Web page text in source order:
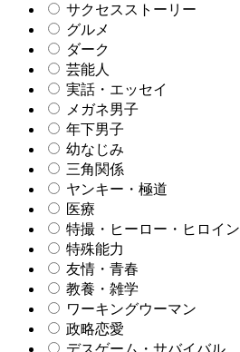
サクセスストーリー
グルメ
ダーク
芸能人
実話・エッセイ
メガネ男子
年下男子
幼なじみ
三角関係
ヤンキー・極道
医療
特撮・ヒーロー・ヒロイン
特殊能力
友情・青春
教養・雑学
ワーキングウーマン
政略恋愛
デスゲーム・サバイバル